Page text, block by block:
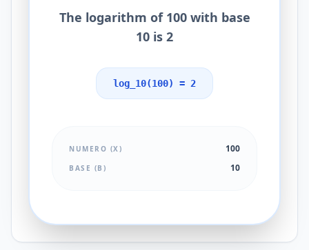
The logarithm of 100 with base
10 is 2
log_10(100) = 2
NUMERO (X) 100
BASE (B) 10